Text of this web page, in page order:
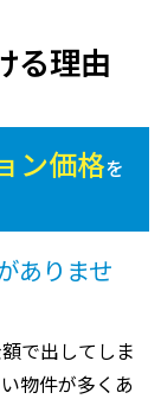
る理由
ン価格を
ありませ
で出してしま
物件が多くあ